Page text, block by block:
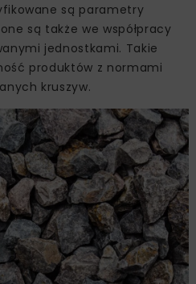
są parametry
są także we współpracy
jednostkami. Takie
produktów z normami
kruszyw.